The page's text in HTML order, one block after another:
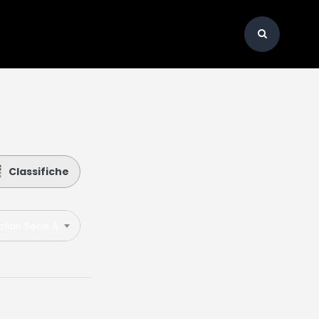
Classifiche
Italian Serie A 2023-2024